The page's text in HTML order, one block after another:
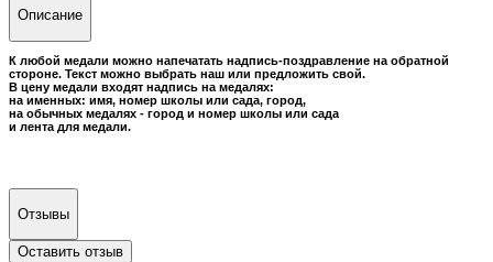
Описание
К любой медали можно напечатать надпись-поздравление на обратной
стороне. Текст можно выбрать наш или предложить свой.
В цену медали входят надпись на медалях:
на именных: имя, номер школы или сада, город,
на обычных медалях - город и номер школы или сада
и лента для медали.
Отзывы
Оставить отзыв